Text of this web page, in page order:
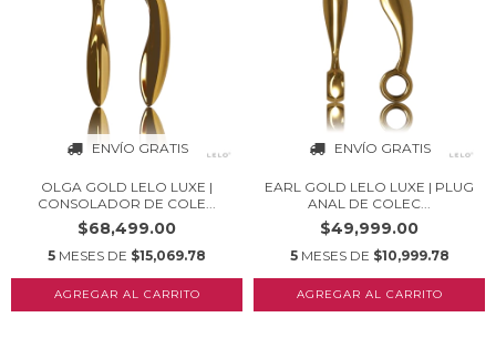
ENVÍO GRATIS
OLGA GOLD LELO LUXE |
CONSOLADOR DE COLE...
$68,499.00
5 MESES DE $15,069.78
ENVÍO GRATIS
EARL GOLD LELO LUXE | PLUG
ANAL DE COLEC...
$49,999.00
5 MESES DE $10,999.78